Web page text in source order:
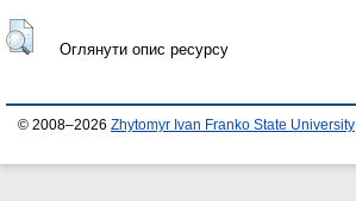
Оглянути опис ресурсу
© 2008–2026 Zhytomyr Ivan Franko State University